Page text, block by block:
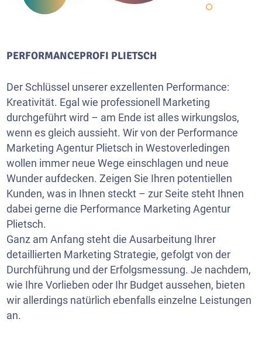
PERFORMANCEPROFI PLIETSCH
Der Schlüssel unserer exzellenten Performance:
Kreativität. Egal wie professionell Marketing
durchgeführt wird – am Ende ist alles wirkungslos,
wenn es gleich aussieht. Wir von der Performance
Marketing Agentur Plietsch in Westoverledingen
wollen immer neue Wege einschlagen und neue
Wunder aufdecken. Zeigen Sie Ihren potentiellen
Kunden, was in Ihnen steckt – zur Seite steht Ihnen
dabei gerne die Performance Marketing Agentur
Plietsch.
Ganz am Anfang steht die Ausarbeitung Ihrer
detaillierten Marketing Strategie, gefolgt von der
Durchführung und der Erfolgsmessung. Je nachdem,
wie Ihre Vorlieben oder Ihr Budget aussehen, bieten
wir allerdings natürlich ebenfalls einzelne Leistungen
an.